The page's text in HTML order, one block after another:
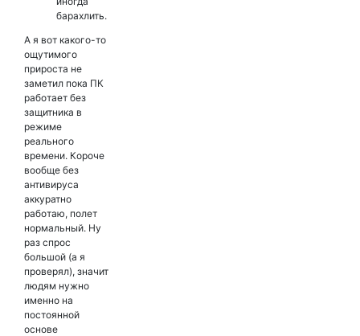
барахлить.
А я вот какого-то
ощутимого
прироста не
заметил пока ПК
работает без
защитника в
режиме
реального
времени. Короче
вообще без
антивируса
аккуратно
работаю, полет
нормальный. Ну
раз спрос
большой (а я
проверял), значит
людям нужно
именно на
постоянной
основе